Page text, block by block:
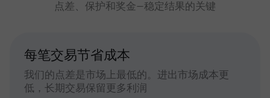
点差、保护和奖金—稳定结果的关键
每笔交易节省成本
我们的点差是市场上最低的。进出市场成本更
低，长期交易保留更多利润